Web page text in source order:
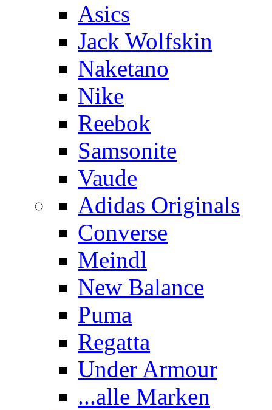
Asics
Jack Wolfskin
Naketano
Nike
Reebok
Samsonite
Vaude
Adidas Originals
Converse
Meindl
New Balance
Puma
Regatta
Under Armour
...alle Marken